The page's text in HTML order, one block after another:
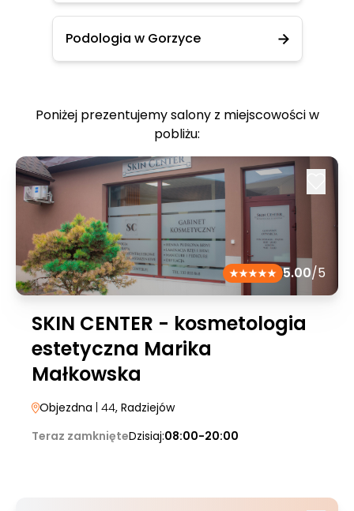
Podologia w Gorzyce
Poniżej prezentujemy salony z miejscowości w
pobliżu:
5.00/5
SKIN CENTER - kosmetologia
estetyczna Marika
Małkowska
Objezdna | 44, Radziejów
Teraz zamknięteDzisiaj:08:00-20:00